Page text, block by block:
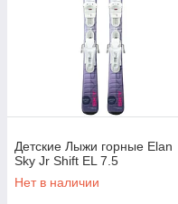
Детские Лыжи горные Elan
Sky Jr Shift EL 7.5
Нет в наличии